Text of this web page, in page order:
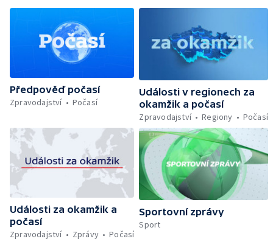
Předpověď počasí
Zpravodajství
Počasí
Události v regionech za
okamžik a počasí
Zpravodajství
Regiony Počasí
Události za okamžik a
počasí
Zpravodajství
Zprávy Počasí
Sportovní zprávy
Sport